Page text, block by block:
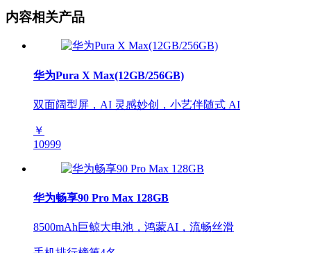
内容相关产品
华为Pura X Max(12GB/256GB)
双面阔型屏，AI 灵感妙创，小艺伴随式 AI
￥
10999
华为畅享90 Pro Max 128GB
8500mAh巨鲸大电池，鸿蒙AI，流畅丝滑